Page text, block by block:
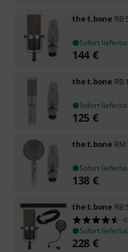
the t.bone RB
Sofort
144 €
the t.bone RB
Sofort
125 €
the t.bone
Sofort
138 €
the t.bone RB
Sofort
228 €